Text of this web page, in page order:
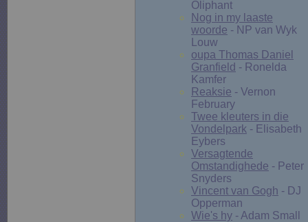
Oliphant
Nog in my laaste
woorde - NP van Wyk
Louw
oupa Thomas Daniel
Granfield - Ronelda
Kamfer
Reaksie - Vernon
February
Twee kleuters in die
Vondelpark - Elisabeth
Eybers
Versagtende
Omstandighede - Peter
Snyders
Vincent van Gogh - DJ
Opperman
Wie's hy - Adam Small